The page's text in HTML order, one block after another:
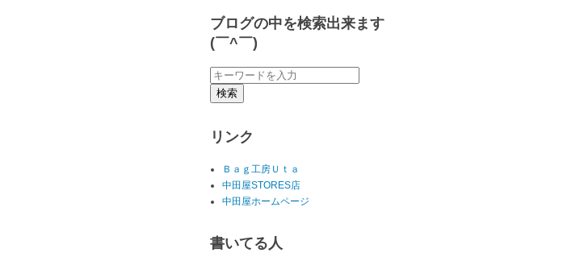
ブログの中を検索出来ます
(￣^￣)ゞ
リンク
Ｂａｇ工房Ｕｔａ
中田屋STORES店
中田屋ホームページ
書いてる人